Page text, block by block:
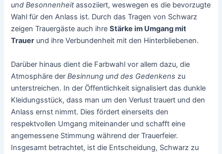
und Besonnenheitassoziiert, weswegen es die bevorzugte
Wahl für den Anlass ist. Durch das Tragen von Schwarz
zeigen Trauergäste auch ihreStärke im Umgang mit
Trauer und ihre Verbundenheit mit den Hinterbliebenen.
Darüber hinaus dient die Farbwahl vor allem dazu, die
Atmosphäre derBesinnung und des Gedenkens zu
unterstreichen. In der Öffentlichkeit signalisiert das dunkle
Kleidungsstück, dass man um den Verlust trauert und den
Anlass ernst nimmt. Dies fördert einerseits den
respektvollen Umgang miteinander und schafft eine
angemessene Stimmung während der Trauerfeier.
Insgesamt betrachtet, ist die Entscheidung, Schwarz zu